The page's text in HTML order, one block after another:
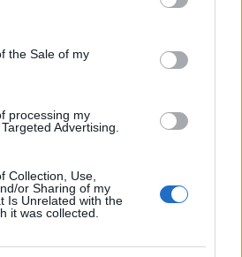
Google and its third-party tags to
specified purposes in below Google
the Sale of my
processing my
Advertising.
Collection, Use,
or Sharing of my
Is Unrelated with the
it was collected.
oficial de LAPD por robo cripto a